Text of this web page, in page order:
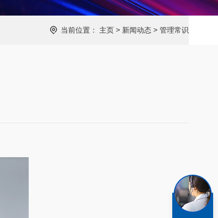
当前位置： 主页 > 新闻动态 > 管理常识